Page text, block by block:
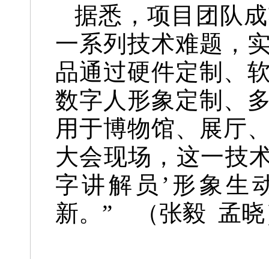
据悉，项目团队
一系列技术难题，
品通过硬件定制、
数字人形象定制、
用于博物馆、展厅
大会现场，这一技
字讲解员’形象生
新。” （张毅 孟晓